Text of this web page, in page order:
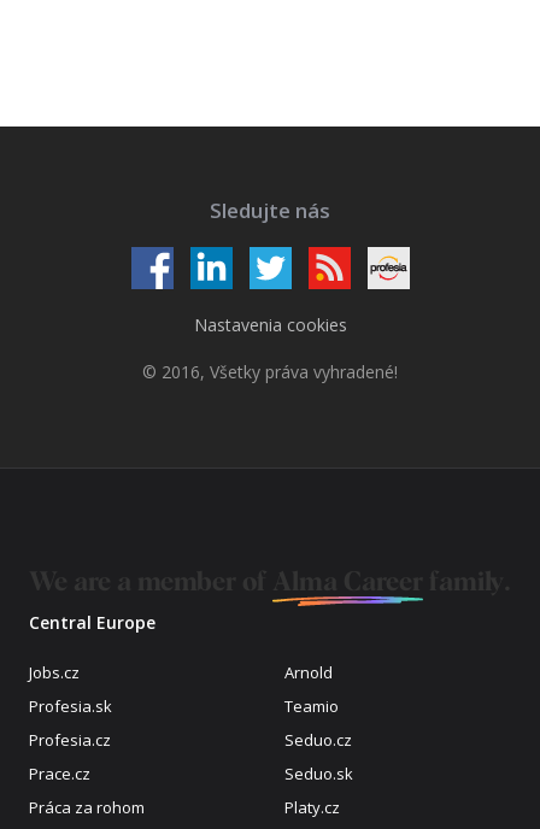
Sledujte nás
Nastavenia cookies
© 2016, Všetky práva vyhradené!
Central Europe
Jobs.cz
Profesia.sk
Profesia.cz
Prace.cz
Práca za rohom
Arnold
Teamio
Seduo.cz
Seduo.sk
Platy.cz